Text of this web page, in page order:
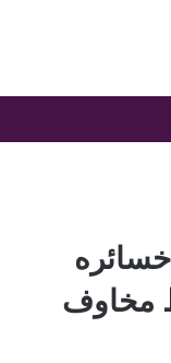
خسائره
مخاوف